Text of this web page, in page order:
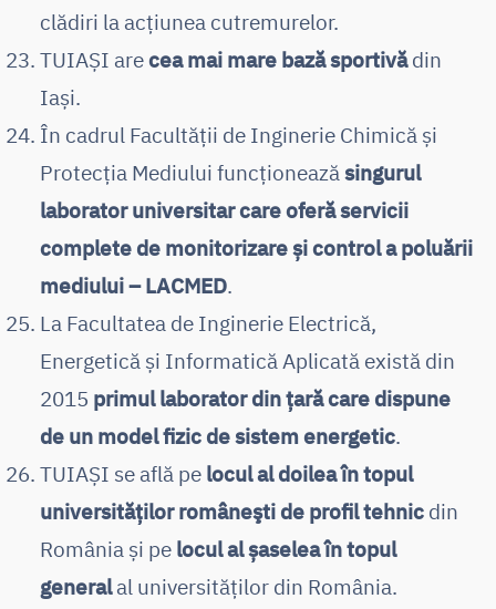
clădiri la acţiunea cutremurelor.
TUIAȘI arecea mai mare bază sportivădin
Iași.
În cadrul Facultății de Inginerie Chimică și
Protecția Mediului funcționeazăsingurul
laborator universitar care oferă servicii
complete de monitorizare și control a poluării
mediului – LACMED.
La Facultatea de Inginerie Electrică,
Energetică și Informatică Aplicată există din
2015 primul laborator din țară care dispune
de un model fizic de sistem energetic.
TUIAȘI se află pe locul al doilea în topul
universităţilor româneşti de profil tehnic din
România și pe locul al șaselea în topul
generalal universităţilor din România.